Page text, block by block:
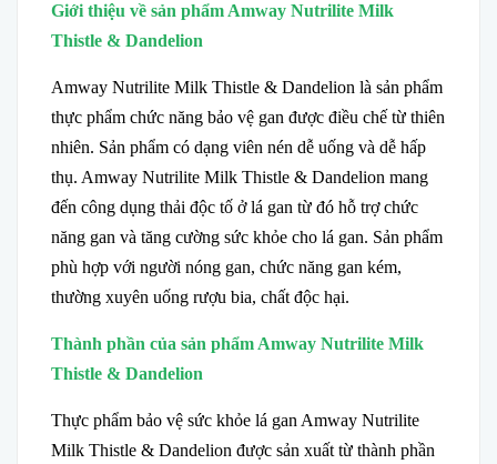
Giới thiệu về sản phẩm Amway Nutrilite Milk
Thistle & Dandelion
Amway Nutrilite Milk Thistle & Dandelion là sản phẩm
thực phẩm chức năng bảo vệ gan được điều chế từ thiên
nhiên. Sản phẩm có dạng viên nén dễ uống và dễ hấp
thụ. Amway Nutrilite Milk Thistle & Dandelion mang
đến công dụng thải độc tố ở lá gan từ đó hỗ trợ chức
năng gan và tăng cường sức khỏe cho lá gan. Sản phẩm
phù hợp với người nóng gan, chức năng gan kém,
thường xuyên uống rượu bia, chất độc hại.
Thành phần của sản phẩm Amway Nutrilite Milk
Thistle & Dandelion
Thực phẩm bảo vệ sức khỏe lá gan Amway Nutrilite
Milk Thistle & Dandelion được sản xuất từ thành phần